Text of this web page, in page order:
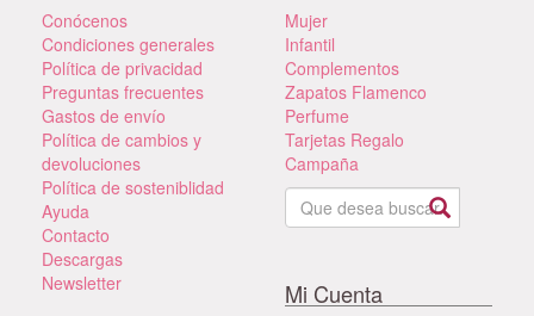
Conócenos
Condiciones generales
Política de privacidad
Preguntas frecuentes
Gastos de envío
Política de cambios y
devoluciones
Política de sosteniblidad
Ayuda
Contacto
Descargas
Newsletter
Mujer
Infantil
Complementos
Zapatos Flamenco
Perfume
Tarjetas Regalo
Campaña
Mi Cuenta